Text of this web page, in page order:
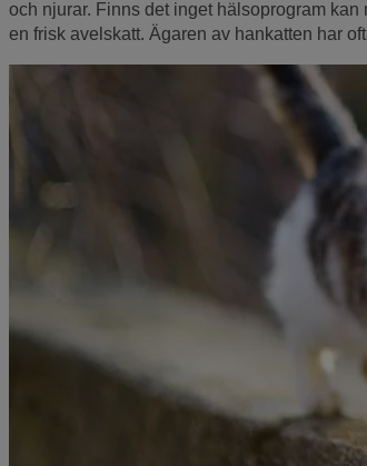
och njurar. Finns det inget hälsoprogram
en frisk avelskatt. Ägaren av hankatten har